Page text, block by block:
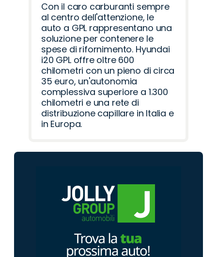
Con il caro carburanti sempre
al centro dell'attenzione, le
auto a GPL rappresentano una
soluzione per contenere le
spese di rifornimento. Hyundai
i20 GPL offre oltre 600
chilometri con un pieno di circa
35 euro, un'autonomia
complessiva superiore a 1.300
chilometri e una rete di
distribuzione capillare in Italia e
in Europa.